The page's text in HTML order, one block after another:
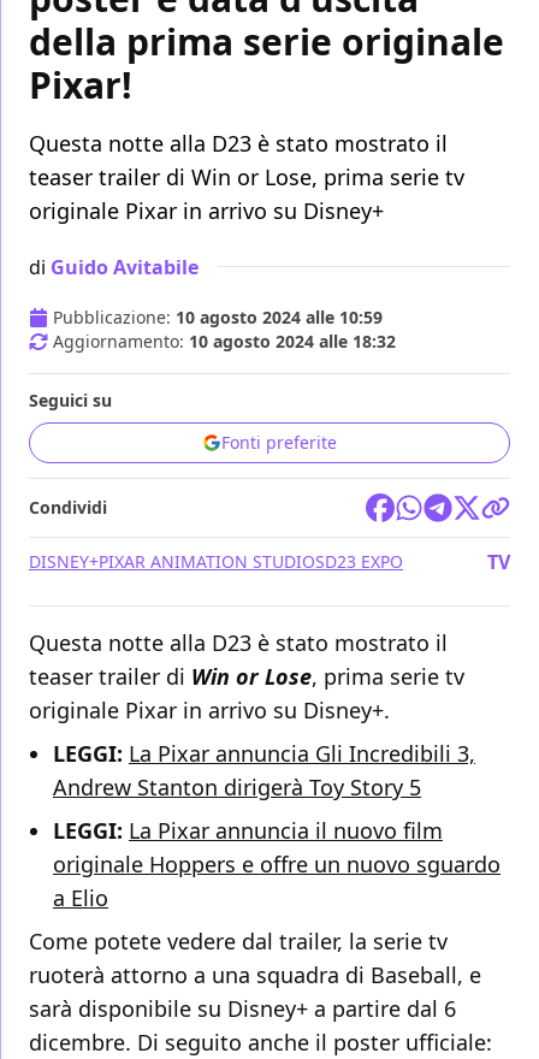
della prima serie originale
Pixar!
Questa notte alla D23 è stato mostrato il
teaser trailer di Win or Lose, prima serie tv
originale Pixar in arrivo su Disney+
di Guido Avitabile
Pubblicazione: 10 agosto 2024 alle 10:59
Aggiornamento: 10 agosto 2024 alle 18:32
Seguici su
Fonti preferite
Condividi
DISNEY+PIXAR ANIMATION STUDIOSD23 EXPO TV
Questa notte alla D23 è stato mostrato il
teaser trailer di Win or Lose, prima serie tv
originale Pixar in arrivo su Disney+.
LEGGI: La Pixar annuncia Gli Incredibili 3,
Andrew Stanton dirigerà Toy Story 5
LEGGI: La Pixar annuncia il nuovo film
originale Hoppers e offre un nuovo sguardo
a Elio
Come potete vedere dal trailer, la serie tv
ruoterà attorno a una squadra di Baseball, e
sarà disponibile su Disney+ a partire dal 6
dicembre. Di seguito anche il poster ufficiale: